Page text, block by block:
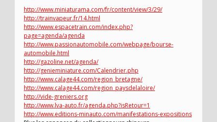
http://www.miniaturama.com/fr/content/view/3/29/
http://trainvapeur.fr/14.html
http://www.espacetrain.com/index.php?
page=agenda/agenda
http://www.passionautomobile.com/webpage/bourse-
automobile.html
http://gazoline.net/agenda/
http://genieminiature.com/Calendrier.php
http://www.calage44.com/region_bretagne/
http://www.calage44.com/region_paysdelaloire/
http://vide-greniers.org
http://www.lva-auto.fr/agenda.php?isRetour=1
http://www.editions-minauto.com/manifestations-expositions